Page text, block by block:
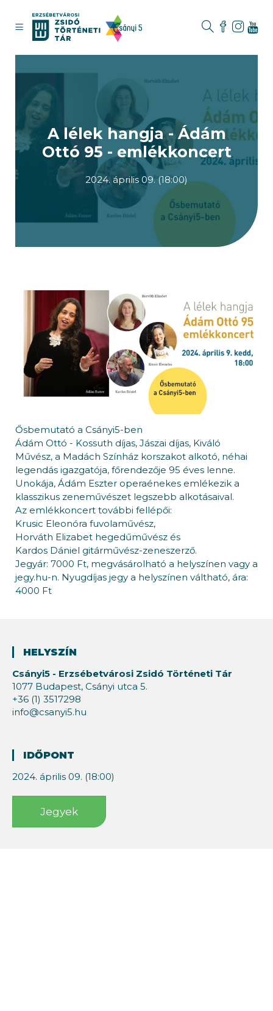
A lélek hangja - Ádám
Ottó 95 - emlékkoncert
2024. április 09. (18:00)
Ősbemutató a Csányi5-ben
Ádám Ottó - Kossuth díjas, Jászai díjas, Kiváló
Művész, a Madách Színház korszakot alkotó, néhai
legendás igazgatója, főrendezője 95 éves lenne.
Unokája, Ádám Eszter operaénekes emlékezik a
klasszikus zeneművészet legszebb alkotásaival.
Az emlékkoncert további fellépői:
Krusic Eleonóra fuvolaművész,
Horváth Elizabet hegedűművész és
Kardos Dániel gitárművész-zeneszerző.
Jegyár: 7000 Ft, megvásárolható a helyszínen vagy a
jegy.hu-n. Nyugdíjas jegy a helyszínen váltható, ára:
4000 Ft
HELYSZÍN
Csányi5 - Erzsébetvárosi Zsidó Történeti Tár
1077 Budapest, Csányi utca 5.
+36 (1) 3517298
info@csanyi5.hu
IDŐPONT
2024. április 09. (18:00)
Jegyek